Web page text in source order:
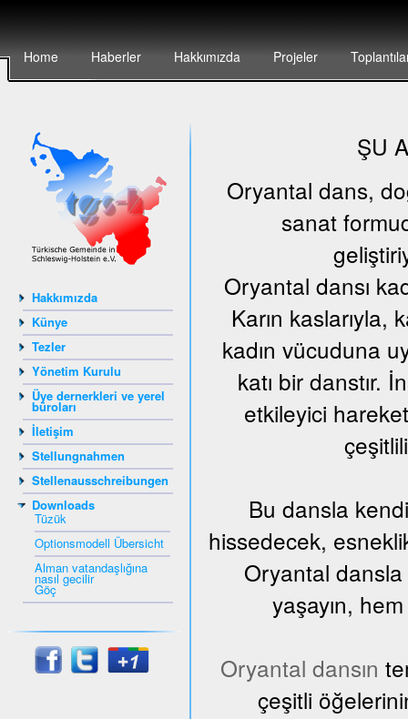
Home Haberler Hakkımızda Projeler
Hakkımızda
Künye
Tezler
Yönetim Kurulu
Üye dernerkleri ve yerel
büroları
İletişim
Stellungnahmen
Stellenausschreibungen
Downloads
Tüzük
Optionsmodell Übersicht
Alman vatandaşlığına
nasıl gecilir
Göç
ŞU
Oryantal dans,
sanat
Oryantal dansı
Karın
kadın vücuduna
katı bir danstır.
etkileyici
Bu dansla
hissedecek,
Oryantal dansla
yaşayın,
Oryantal dansın
çeşitli